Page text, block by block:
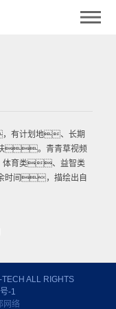
，有计划地、长期
扶。青青草视频
体育类、益智类
时间，描绘出自
ALL RIGHTS
-1
网络